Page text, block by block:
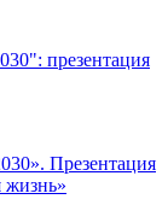
презентация
Презентация
жизнь»